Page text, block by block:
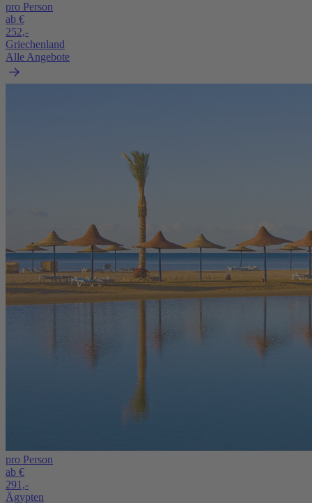
pro Person
ab €
252,-
Griechenland
Alle Angebote
pro Person
ab €
291,-
Ägypten